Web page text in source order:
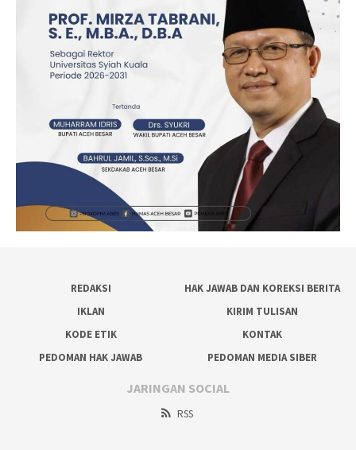
REDAKSI
HAK JAWAB DAN KOREKSI BERITA
IKLAN
KIRIM TULISAN
KODE ETIK
KONTAK
PEDOMAN HAK JAWAB
PEDOMAN MEDIA SIBER
JARINGAN SOCIAL
RSS